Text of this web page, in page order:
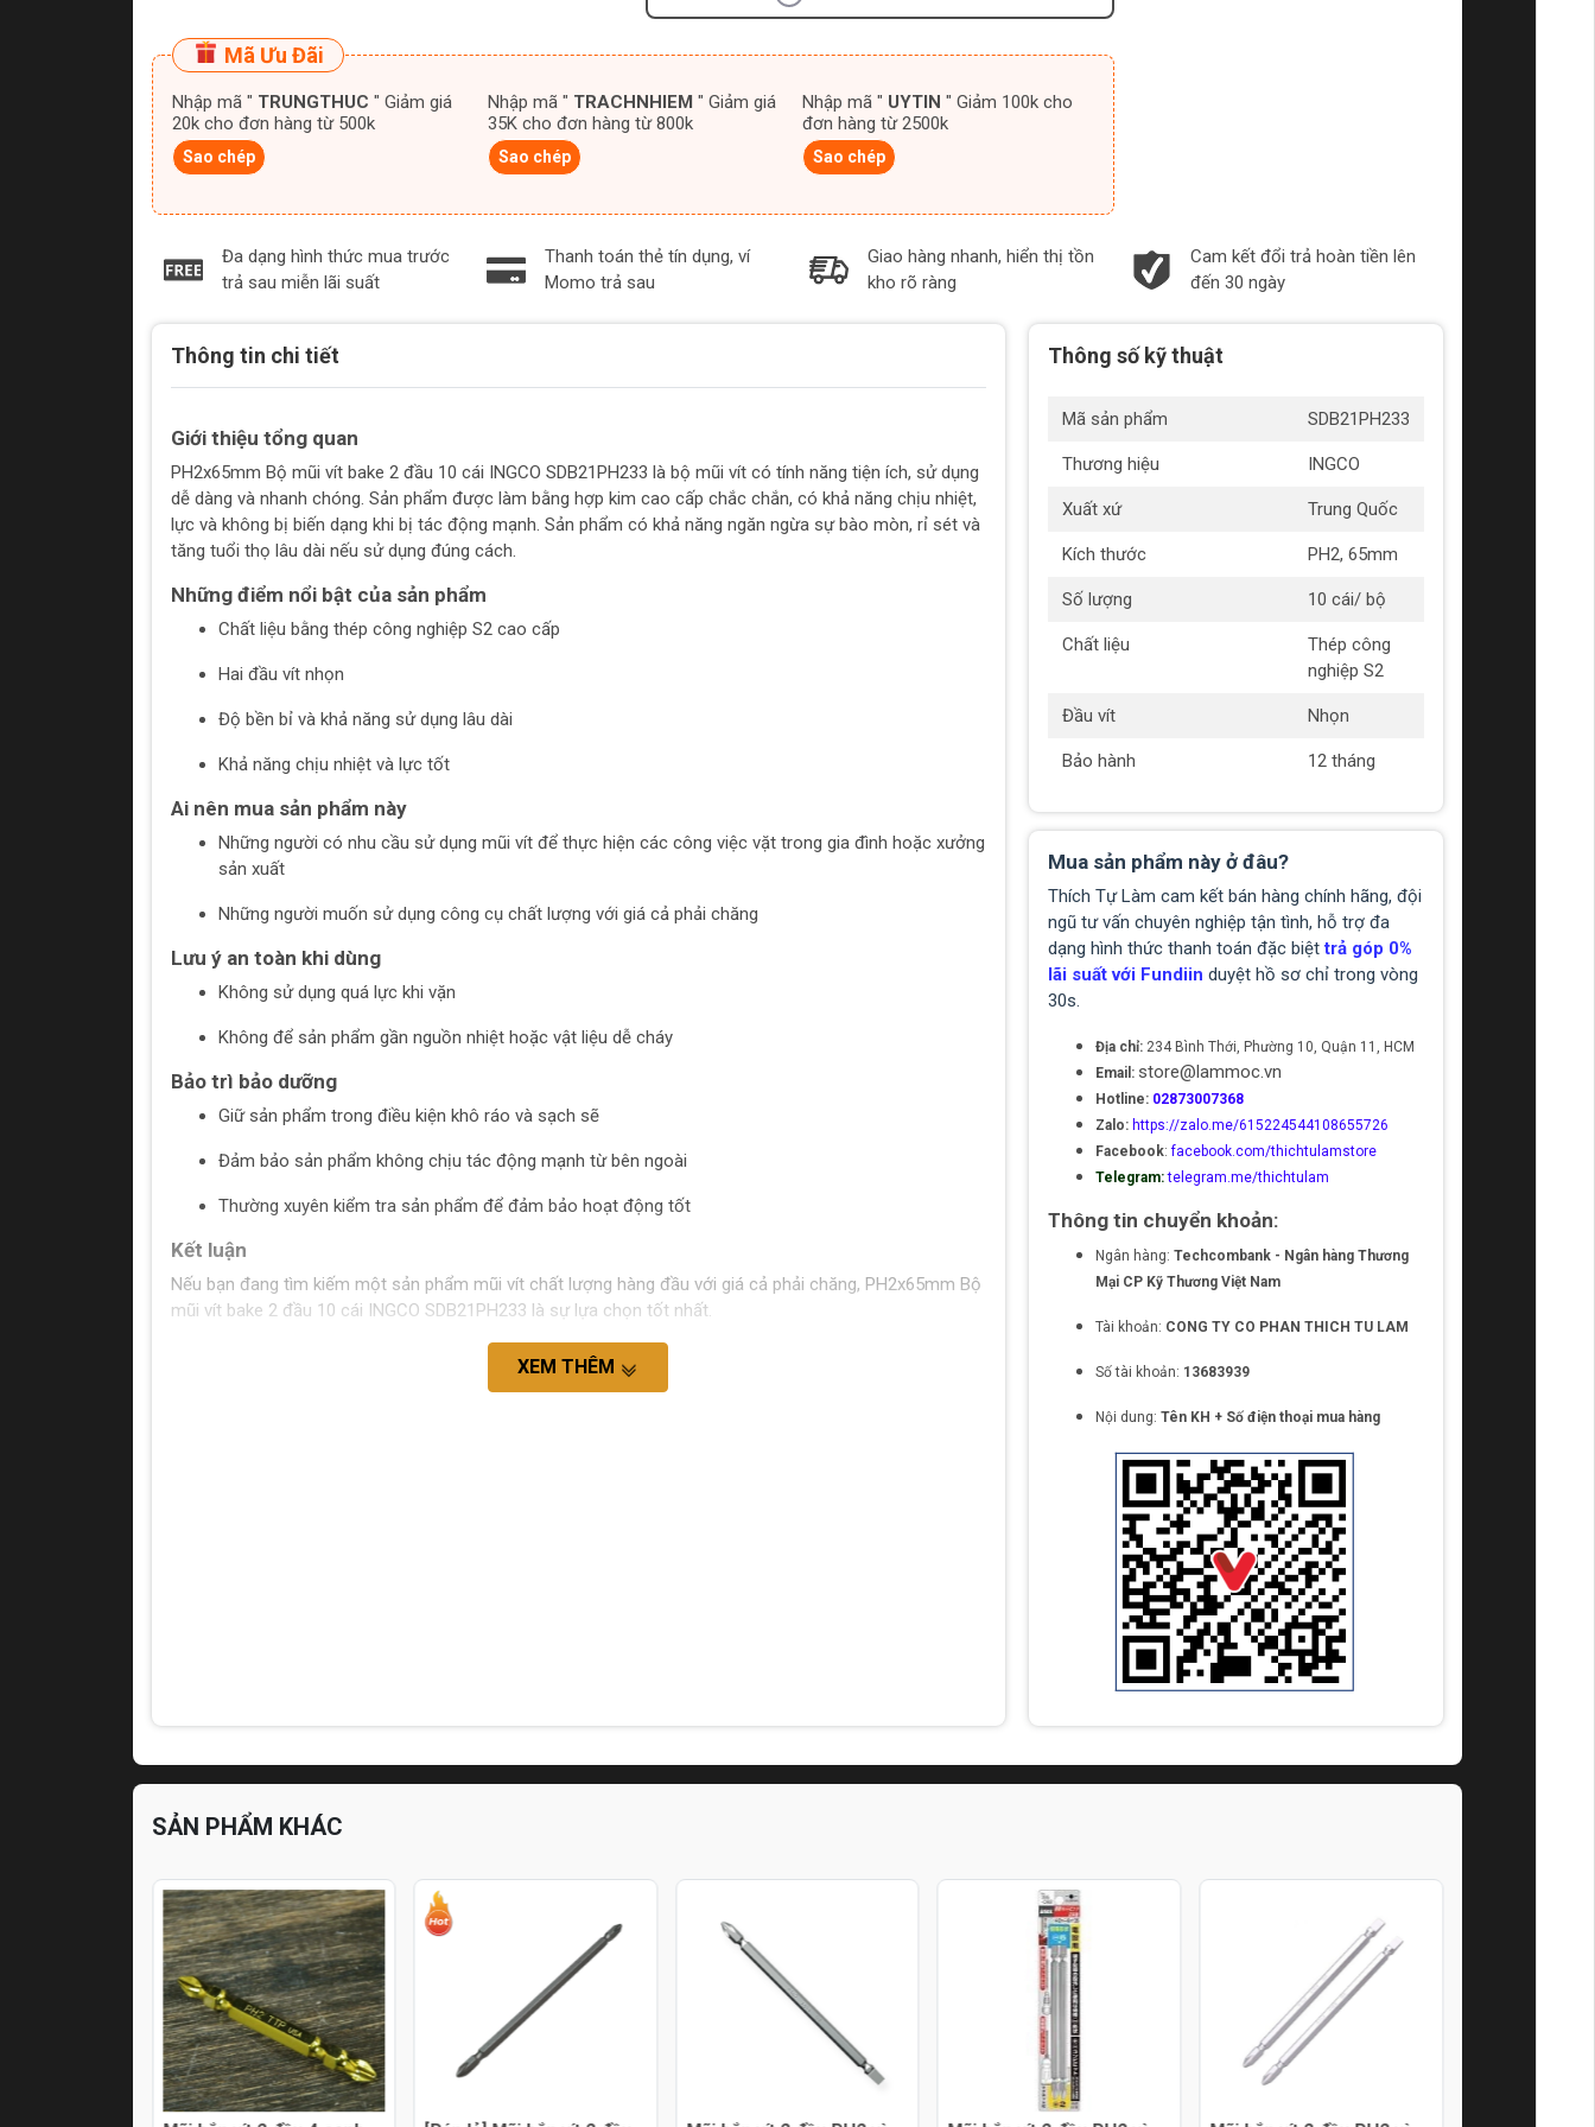
Mã Ưu Đãi
Nhập mã " TRUNGTHUC " Giảm giá
20k cho đơn hàng từ 500k
Sao chép
Nhập mã " TRACHNHIEM " Giảm giá
35K cho đơn hàng từ 800k
Sao chép
Nhập mã " UYTIN " Giảm 100k cho
đơn hàng từ 2500k
Sao chép
Đa dạng hình thức mua trước
trả sau miễn lãi suất
Thanh toán thẻ tín dụng, ví
Momo trả sau
Giao hàng nhanh, hiển thị tồn
kho rõ ràng
Cam kết đổi trả hoàn tiền lên
đến 30 ngày
Thông tin chi tiết
Giới thiệu tổng quan
PH2x65mm Bộ mũi vít bake 2 đầu 10 cái INGCO SDB21PH233 là bộ mũi vít có tính năng tiện ích, sử dụng
dễ dàng và nhanh chóng. Sản phẩm được làm bằng hợp kim cao cấp chắc chắn, có khả năng chịu nhiệt,
lực và không bị biến dạng khi bị tác động mạnh. Sản phẩm có khả năng ngăn ngừa sự bào mòn, rỉ sét và
tăng tuổi thọ lâu dài nếu sử dụng đúng cách.
Những điểm nổi bật của sản phẩm
Chất liệu bằng thép công nghiệp S2 cao cấp
Hai đầu vít nhọn
Độ bền bỉ và khả năng sử dụng lâu dài
Khả năng chịu nhiệt và lực tốt
Ai nên mua sản phẩm này
Những người có nhu cầu sử dụng mũi vít để thực hiện các công việc vặt trong gia đình hoặc xưởng
sản xuất
Những người muốn sử dụng công cụ chất lượng với giá cả phải chăng
Lưu ý an toàn khi dùng
Không sử dụng quá lực khi vặn
Không để sản phẩm gần nguồn nhiệt hoặc vật liệu dễ cháy
Bảo trì bảo dưỡng
Giữ sản phẩm trong điều kiện khô ráo và sạch sẽ
Đảm bảo sản phẩm không chịu tác động mạnh từ bên ngoài
Thường xuyên kiểm tra sản phẩm để đảm bảo hoạt động tốt
Kết luận
Nếu bạn đang tìm kiếm một sản phẩm mũi vít chất lượng hàng đầu với giá cả phải chăng, PH2x65mm Bộ
mũi vít bake 2 đầu 10 cái INGCO SDB21PH233 là sự lựa chọn tốt nhất.
XEM THÊM
Thông số kỹ thuật
Mã sản phẩm SDB21PH233
Thương hiệu INGCO
Xuất xứ Trung Quốc
Kích thước PH2, 65mm
Số lượng 10 cái/ bộ
Chất liệu
Thép công
nghiệp S2
Đầu vít Nhọn
Bảo hành 12 tháng
Mua sản phẩm này ở đâu?
Thích Tự Làm cam kết bán hàng chính hãng, đội
ngũ tư vấn chuyên nghiệp tận tình, hỗ trợ đa
dạng hình thức thanh toán đặc biệttrả góp 0%
lãi suất với Fundiin duyệt hồ sơ chỉ trong vòng
30s.
Địa chỉ: 234 Bình Thới, Phường 10, Quận 11, HCM
Email: store@lammoc.vn
Hotline: 02873007368
Zalo: https://zalo.me/615224544108655726
Facebook:facebook.com/thichtulamstore
Telegram: telegram.me/thichtulam
Thông tin chuyển khoản:
Ngân hàng: Techcombank - Ngân hàng Thương
Mại CP Kỹ Thương Việt Nam
Tài khoản: CONG TY CO PHAN THICH TU LAM
Số tài khoản: 13683939
Nội dung: Tên KH + Số điện thoại mua hàng
SẢN PHẨM KHÁC